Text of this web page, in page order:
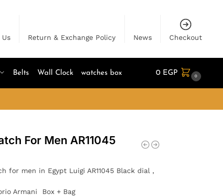
Return & Exchange Policy News Checkout
Belts Wall Clock watches box 0 EGP 0
For Men AR11045
for men in Egypt Luigi AR11045 Black dial ,
Armani Box + Bag